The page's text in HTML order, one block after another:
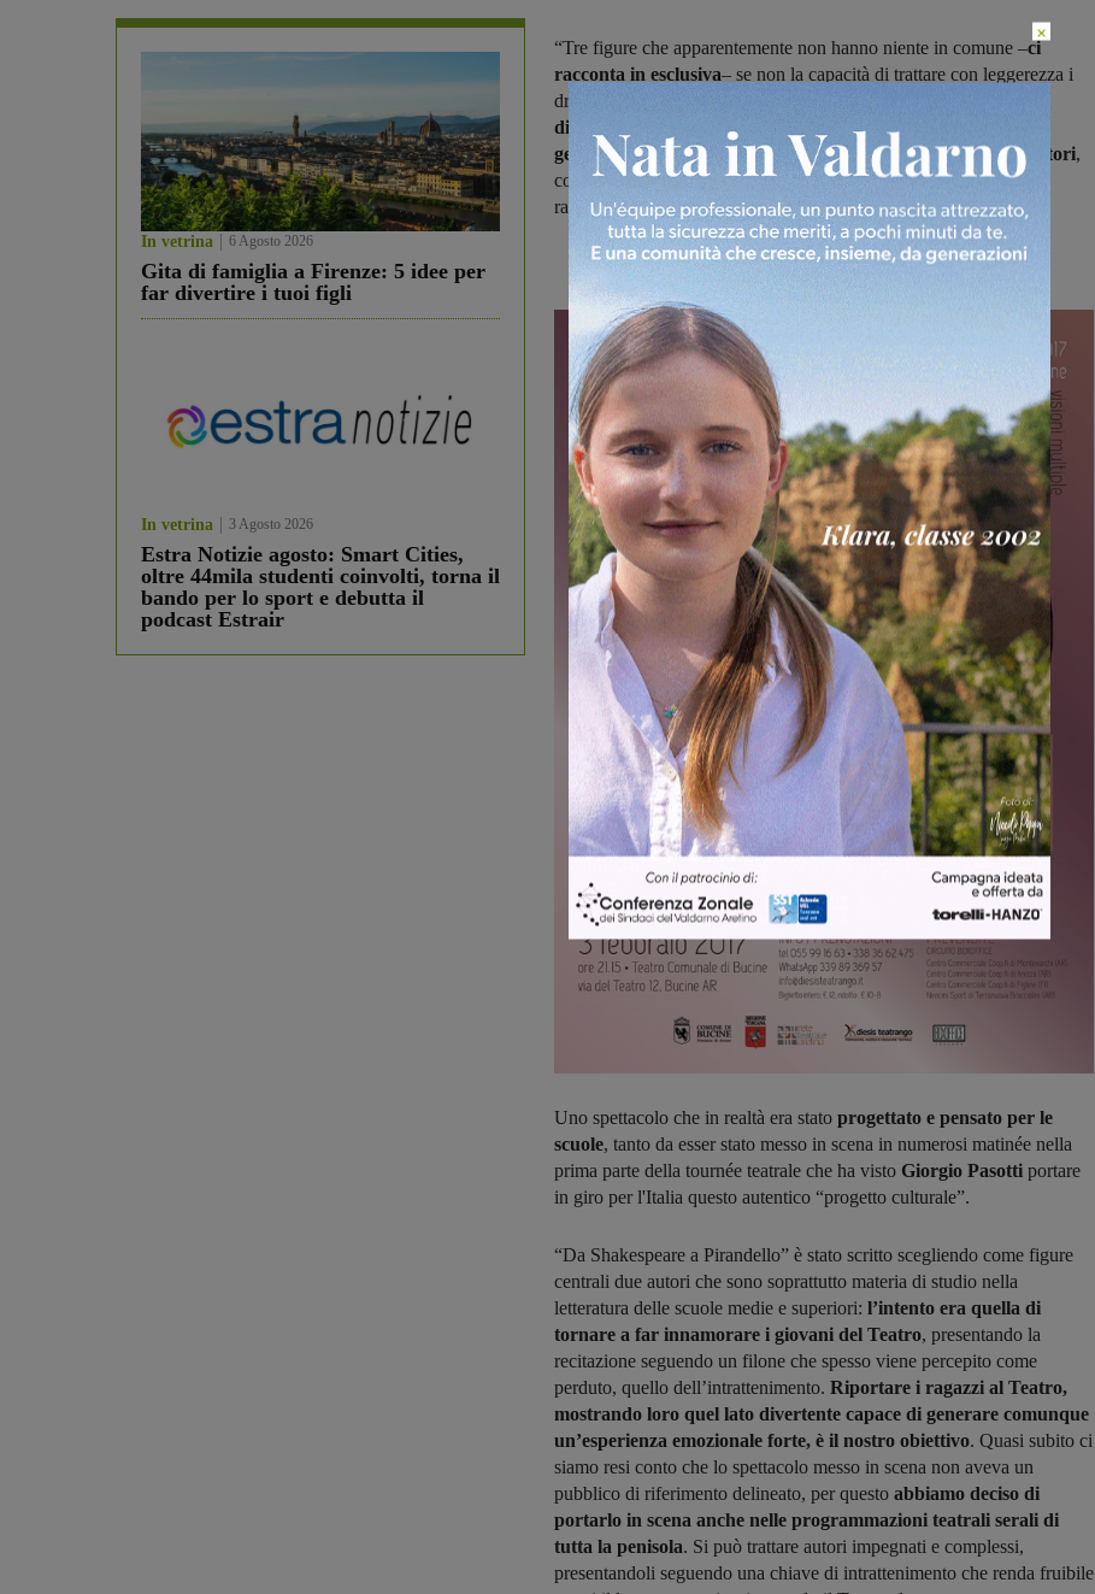
In vetrina 6 Agosto 2026
Gita di famiglia a Firenze: 5 idee per
far divertire i tuoi figli
In vetrina 3 Agosto 2026
Estra Notizie agosto: Smart Cities,
oltre 44mila studenti coinvolti, torna il
bando per lo sport e debutta il
podcast Estrair
“Tre figure che apparentemente non hanno niente in comune –ci
racconta in esclusiva– se non la capacità di trattare con leggerezza i
drammi e le complessità della vita.
distacco ed ironia per descrivere anche eventi drammatici
generando un sorriso, è una caratteristica di pochi grandi autori,
come i due che abbiamo deciso di omaggiare con questa
rappresentazione”.
Uno spettacolo che in realtà era stato progettato e pensato per le
scuole, tanto da esser stato messo in scena in numerosi matinée nella
prima parte della tournée teatrale che ha visto Giorgio Pasotti portare
in giro per l'Italia questo autentico “progetto culturale”.
“Da Shakespeare a Pirandello” è stato scritto scegliendo come figure
centrali due autori che sono soprattutto materia di studio nella
letteratura delle scuole medie e superiori: l’intento era quella di
tornare a far innamorare i giovani del Teatro, presentando la
recitazione seguendo un filone che spesso viene percepito come
perduto, quello dell’intrattenimento. Riportare i ragazzi al Teatro,
mostrando loro quel lato divertente capace di generare comunque
un’esperienza emozionale forte, è il nostro obiettivo. Quasi subito ci
siamo resi conto che lo spettacolo messo in scena non aveva un
pubblico di riferimento delineato, per questo abbiamo deciso di
portarlo in scena anche nelle programmazioni teatrali serali di
tutta la penisola. Si può trattare autori impegnati e complessi,
presentandoli seguendo una chiave di intrattenimento che renda fruibile
×